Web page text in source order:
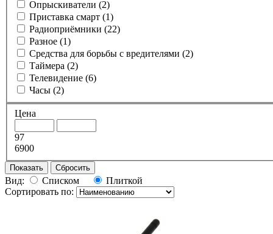
Опрыскиватели (2)
Приставка смарт (1)
Радиоприёмники (22)
Разное (1)
Средства для борьбы с вредителями (2)
Таймера (2)
Телевидение (6)
Часы (2)
Цена
97
6900
Показать Сбросить
Вид: Списком
Плиткой
Сортировать по: